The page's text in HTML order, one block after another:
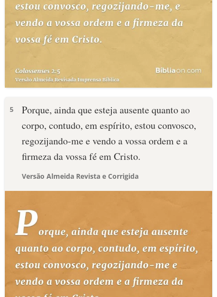
5
Porque, ainda que esteja ausente quanto ao
corpo, contudo, em espírito, estou convosco,
regozijando-me e vendo a vossa ordem e a
firmeza da vossa fé em Cristo.
Versão Almeida Revista e Corrigida